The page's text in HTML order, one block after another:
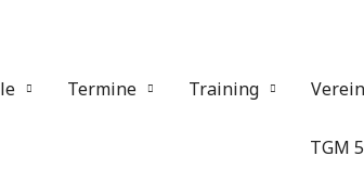
Termine Training Verein